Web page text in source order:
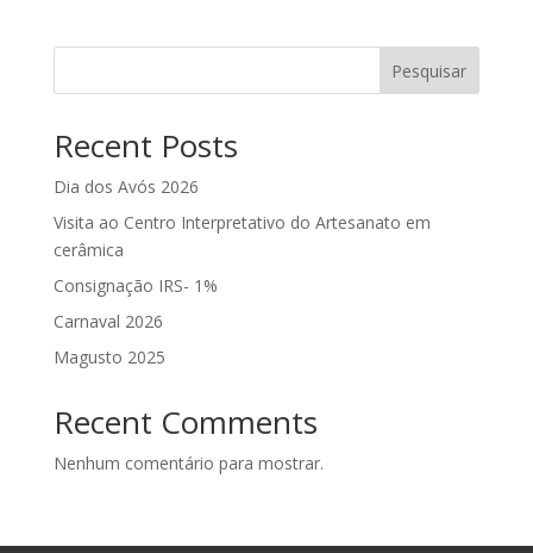
Pesquisar
Recent Posts
Dia dos Avós 2026
Visita ao Centro Interpretativo do Artesanato em
cerâmica
Consignação IRS- 1%
Carnaval 2026
Magusto 2025
Recent Comments
Nenhum comentário para mostrar.